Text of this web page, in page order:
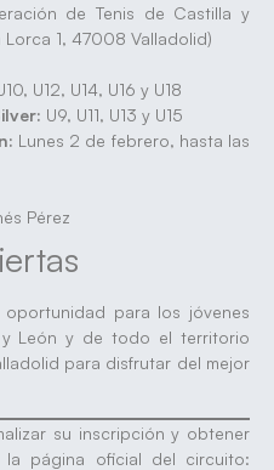
de Tenis de Castilla y
1, 47008 Valladolid)
U12, U14, U16 y U18
U9, U11, U13 y U15
Lunes 2 de febrero, hasta las
Pérez
para los jóvenes
León y de todo el territorio
para disfrutar del mejor
su inscripción y obtener
página oficial del circuito: